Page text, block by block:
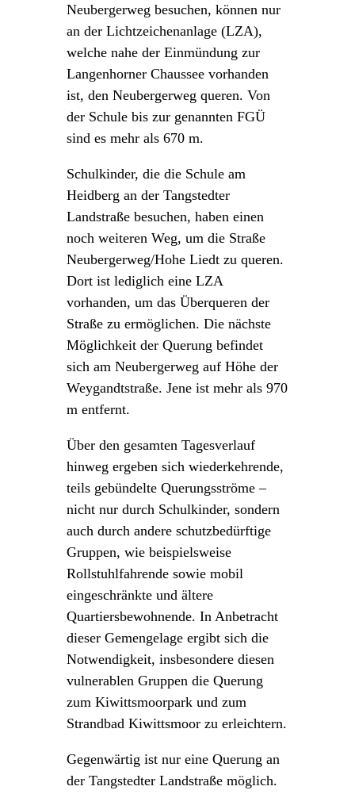
Neubergerweg besuchen, können nur
an der Lichtzeichenanlage (LZA),
welche nahe der Einmündung zur
Langenhorner Chaussee vorhanden
ist, den Neubergerweg queren. Von
der Schule bis zur genannten FGÜ
sind es mehr als 670 m.
Schulkinder, die die Schule am
Heidberg an der Tangstedter
Landstraße besuchen, haben einen
noch weiteren Weg, um die Straße
Neubergerweg/Hohe Liedt zu queren.
Dort ist lediglich eine LZA
vorhanden, um das Überqueren der
Straße zu ermöglichen. Die nächste
Möglichkeit der Querung befindet
sich am Neubergerweg auf Höhe der
Weygandtstraße. Jene ist mehr als 970
m entfernt.
Über den gesamten Tagesverlauf
hinweg ergeben sich wiederkehrende,
teils gebündelte Querungsströme –
nicht nur durch Schulkinder, sondern
auch durch andere schutzbedürftige
Gruppen, wie beispielsweise
Rollstuhlfahrende sowie mobil
eingeschränkte und ältere
Quartiersbewohnende. In Anbetracht
dieser Gemengelage ergibt sich die
Notwendigkeit, insbesondere diesen
vulnerablen Gruppen die Querung
zum Kiwittsmoorpark und zum
Strandbad Kiwittsmoor zu erleichtern.
Gegenwärtig ist nur eine Querung an
der Tangstedter Landstraße möglich.